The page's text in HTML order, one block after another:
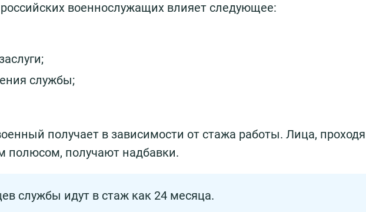
военнослужащих влияет следующее:
службы;
получает в зависимости от стажа работы. Лица,
полюсом, получают надбавки.
службы идут в стаж как 24 месяца.